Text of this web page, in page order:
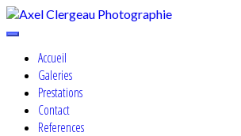
Skip
to
Axel Clergeau
Cosplay, Portrait & Events Photographer
Accueil
Galeries
Prestations
Contact
References